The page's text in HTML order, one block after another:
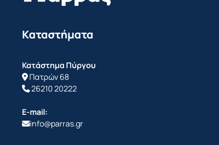
Καταστήματα
Κατάστημα Πύργου
Πατρών 68
26210 20222
E-mail:
info@parras.gr